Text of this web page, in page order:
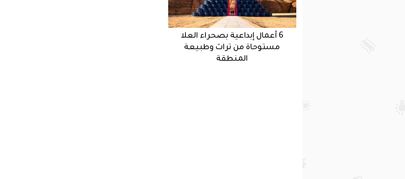
6 أعمال إبداعية بصحراء العلا
مستوحاة من تراث وطبيعة
المنطقة